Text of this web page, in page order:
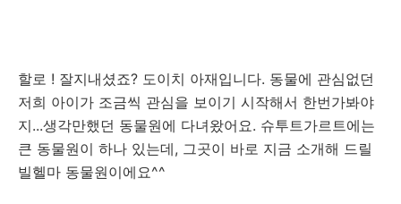
할로 ! 잘지내셨죠? 도이치 아재입니다. 동물에 관심없던
저희 아이가 조금씩 관심을 보이기 시작해서 한번가봐야
지...생각만했던 동물원에 다녀왔어요. 슈투트가르트에는
큰 동물원이 하나 있는데, 그곳이 바로 지금 소개해 드릴
빌헬마 동물원이에요^^